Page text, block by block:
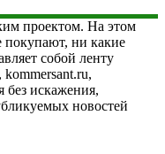
проектом. На этом
покупают, ни какие
собой ленту
kommersant.ru,
без искажения,
новостей